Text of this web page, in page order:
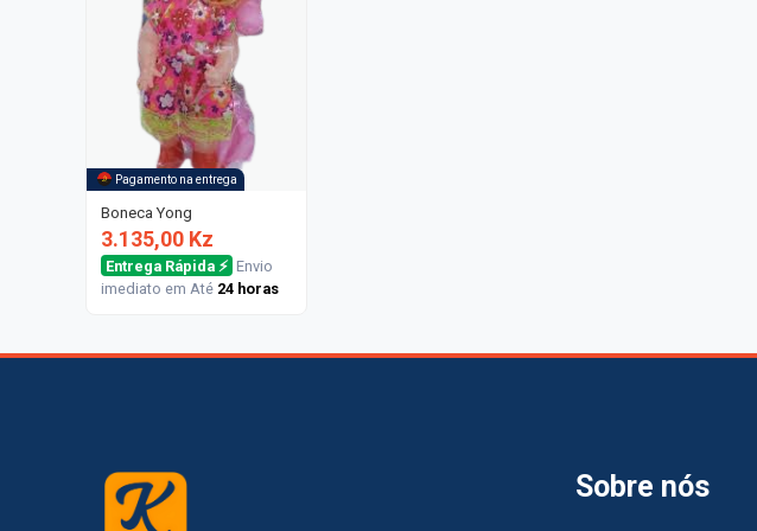
Pagamento na entrega
Boneca Yong
3.135,00 Kz
Entrega Rápida ⚡ Envio
imediato em Até 24 horas
Sobre nós